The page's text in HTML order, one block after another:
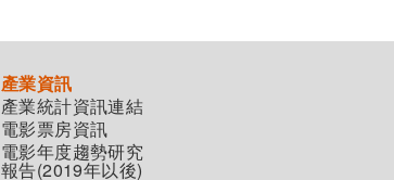
產業資訊
產業統計資訊連結
電影票房資訊
電影年度趨勢研究
報告(2019年以後)